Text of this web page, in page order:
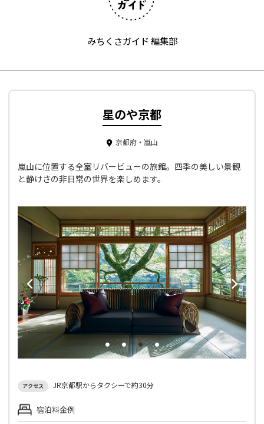
みちくさガイド 編集部
星のや京都
京都府・嵐山
嵐山に位置する全室リバービューの旅館。四季の美しい景観
と静けさの非日常の世界を楽しめます。
アクセス JR京都駅からタクシーで約30分
宿泊料金例